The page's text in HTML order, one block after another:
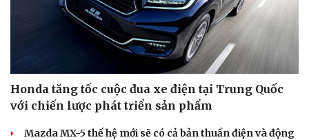
Honda tăng tốc cuộc đua xe điện tại Trung Quốc
với chiến lược phát triển sản phẩm
Mazda MX-5 thế hệ mới sẽ có cả bản thuần điện và động